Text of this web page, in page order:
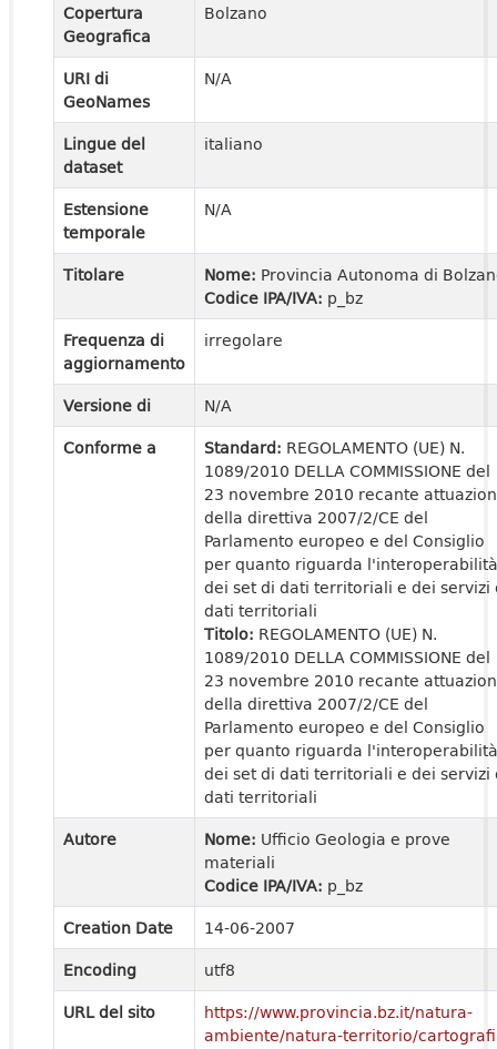
Copertura
Geografica
Bolzano
URI di
GeoNames
N/A
Lingue del
dataset
italiano
Estensione
temporale
N/A
Titolare Nome: Provincia Autonoma di
Codice IPA/IVA: p_bz
Frequenza di
aggiornamento
irregolare
Versione di
N/A
Conforme a
Standard: REGOLAMENTO (UE) N.
1089/2010 DELLA COMMISSIONE del
23 novembre 2010 recante
della direttiva 2007/2/CE del
Parlamento europeo e del Consiglio
per quanto riguarda l'interoperabilità
dei set di dati territoriali e dei servizi
dati territoriali
Titolo: REGOLAMENTO (UE) N.
1089/2010 DELLA COMMISSIONE del
23 novembre 2010 recante
della direttiva 2007/2/CE del
Parlamento europeo e del Consiglio
per quanto riguarda l'interoperabilità
dei set di dati territoriali e dei servizi
dati territoriali
Autore
Nome: Ufficio Geologia e prove
materiali
Codice IPA/IVA: p_bz
Creation Date
14-06-2007
Encoding
utf8
URL del sito
https://www.provincia.bz.it/natura-
ambiente/natura-territorio/